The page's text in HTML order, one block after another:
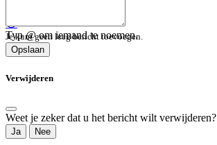
Typ @ om iemand te noemen.
😀
Je kunt geen leeg bericht toevoegen.
Opslaan
Verwijderen
Weet je zeker dat u het bericht wilt verwijderen?
Ja Nee